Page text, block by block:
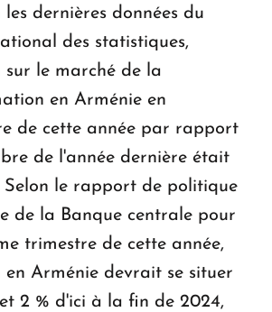
les dernières données du
des statistiques,
sur le marché de la
en Arménie en
de cette année par rapport
de l'année dernière était
Selon le rapport de politique
de la Banque centrale pour
trimestre de cette année,
en Arménie devrait se situer
2 % d'ici à la fin de 2024,